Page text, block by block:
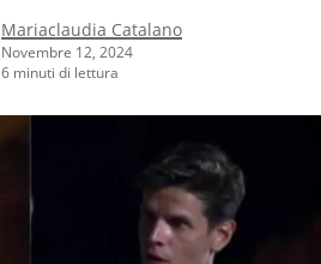
Mariaclaudia Catalano
Novembre 12, 2024
6 minuti di lettura